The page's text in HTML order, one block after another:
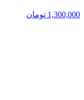
1,300,000 تومان